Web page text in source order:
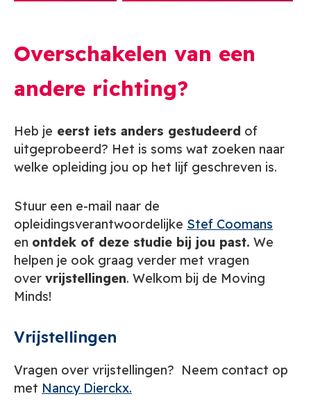
Overschakelen van een
andere richting?
Heb je eerst iets anders gestudeerd of
uitgeprobeerd? Het is soms wat zoeken naar
welke opleiding jou op het lijf geschreven is.
Stuur een e-mail naar de
opleidingsverantwoordelijke Stef Coomans
en ontdek of deze studie bij jou past. We
helpen je ook graag verder met vragen
over vrijstellingen. Welkom bij de Moving
Minds!
Vrijstellingen
Vragen over vrijstellingen? Neem contact op
met Nancy Dierckx.